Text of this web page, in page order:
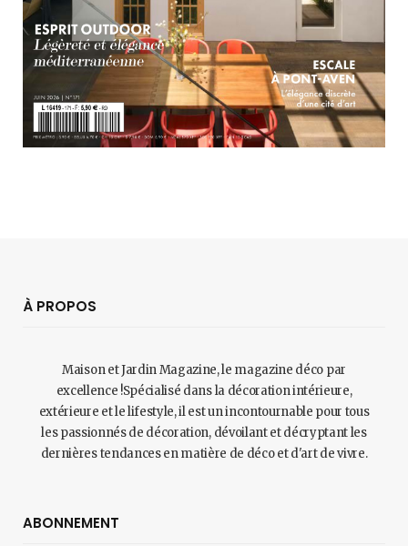
À PROPOS
Maison et Jardin Magazine, le magazine déco par
excellence !Spécialisé dans la décoration intérieure,
extérieure et le lifestyle, il est un incontournable pour tous
les passionnés de décoration, dévoilant et décryptant les
dernières tendances en matière de déco et d'art de vivre.
ABONNEMENT